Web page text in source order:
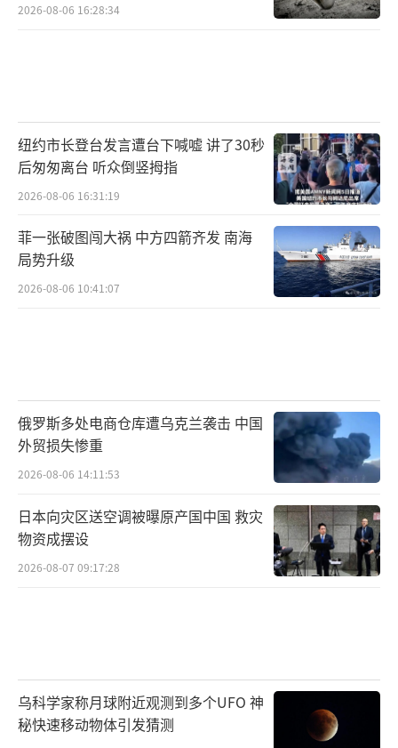
2026-08-06 16:28:34
纽约市长登台发言遭台下喊嘘 讲了30秒
后匆匆离台 听众倒竖拇指
2026-08-06 16:31:19
菲一张破图闯大祸 中方四箭齐发 南海
局势升级
2026-08-06 10:41:07
俄罗斯多处电商仓库遭乌克兰袭击 中国
外贸损失惨重
2026-08-06 14:11:53
日本向灾区送空调被曝原产国中国 救灾
物资成摆设
2026-08-07 09:17:28
乌科学家称月球附近观测到多个UFO 神
秘快速移动物体引发猜测